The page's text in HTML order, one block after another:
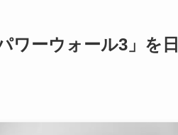
ワーウォール3」を